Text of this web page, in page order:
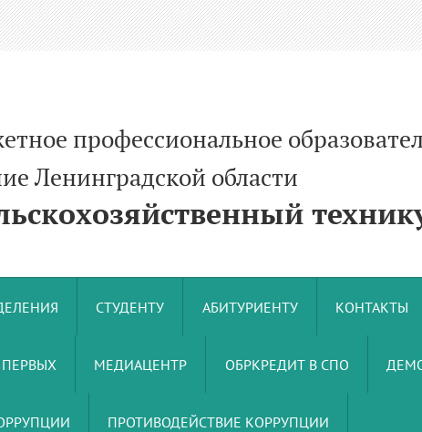
профессиональное
области
СТУДЕНТУ АБИТУРИЕНТУ КОНТАКТЫ
МЕДИАЦЕНТР ОБРКРЕДИТ В СПО
ПРОТИВОДЕЙСТВИЕ КОРРУПЦИИ